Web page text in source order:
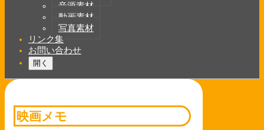
音源素材
動画素材
写真素材
リンク集
お問い合わせ
開く
映画メモ